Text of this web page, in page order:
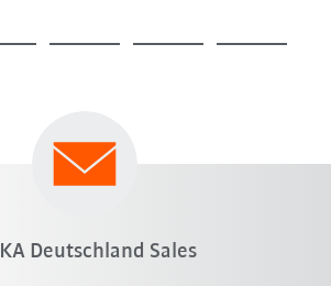
Deutschland Sales